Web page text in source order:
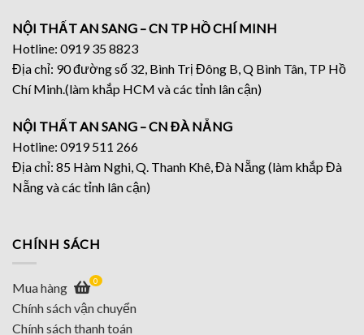
NỘI THẤT AN SANG – CN TP HỒ CHÍ MINH
Hotline: 0919 35 8823
Địa chỉ: 90 đường số 32, Bình Trị Đông B, Q Bình Tân, TP Hồ
Chí Minh.(làm khắp HCM và các tỉnh lân cận)
NỘI THẤT AN SANG – CN ĐÀ NẴNG
Hotline: 0919 511 266
Địa chỉ: 85 Hàm Nghi, Q. Thanh Khê, Đà Nẵng (làm khắp Đà
Nẵng và các tỉnh lân cận)
CHÍNH SÁCH
Mua hàng 0
Chính sách vận chuyển
Chính sách thanh toán